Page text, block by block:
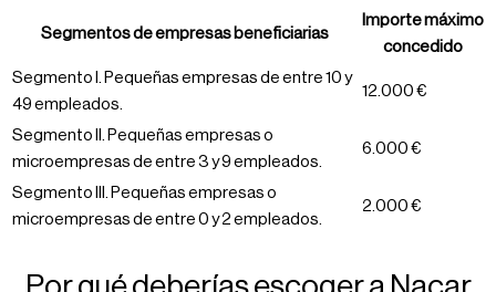
Segmentos de empresas beneficiarias
Importe máximo
concedido
Segmento I. Pequeñas empresas de entre 10 y
49 empleados.
12.000 €
Segmento II. Pequeñas empresas o
microempresas de entre 3 y 9 empleados.
6.000 €
Segmento III. Pequeñas empresas o
microempresas de entre 0 y 2 empleados.
2.000 €